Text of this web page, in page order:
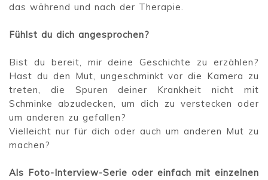
das während und nach der Therapie.
Fühlst du dich angesprochen?
Bist du bereit, mir deine Geschichte zu erzählen?
Hast du den Mut, ungeschminkt vor die Kamera zu
treten, die Spuren deiner Krankheit nicht mit
Schminke abzudecken, um dich zu verstecken oder
um anderen zu gefallen?
Vielleicht nur für dich oder auch um anderen Mut zu
machen?
Als Foto-Interview-Serie oder einfach mit einzelnen